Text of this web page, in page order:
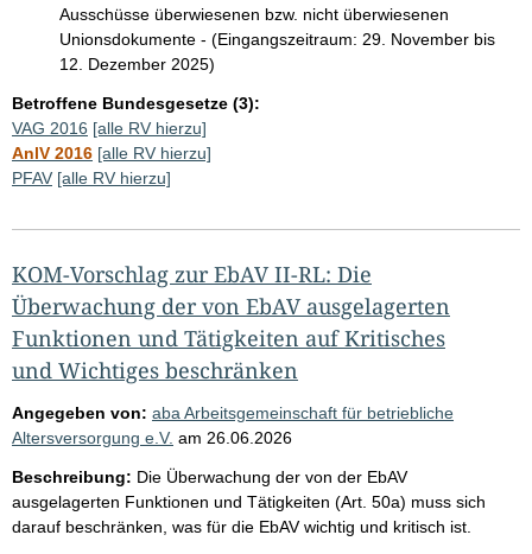
Ausschüsse überwiesenen bzw. nicht überwiesenen
Unionsdokumente - (Eingangszeitraum: 29. November bis
12. Dezember 2025)
Betroffene Bundesgesetze (3):
VAG 2016 [alle RV hierzu]
AnlV 2016 [alle RV hierzu]
PFAV [alle RV hierzu]
KOM-Vorschlag zur EbAV II-RL: Die
Überwachung der von EbAV ausgelagerten
Funktionen und Tätigkeiten auf Kritisches
und Wichtiges beschränken
Angegeben von: aba Arbeitsgemeinschaft für betriebliche
Altersversorgung e.V. am 26.06.2026
Beschreibung: Die Überwachung der von der EbAV
ausgelagerten Funktionen und Tätigkeiten (Art. 50a) muss sich
darauf beschränken, was für die EbAV wichtig und kritisch ist.